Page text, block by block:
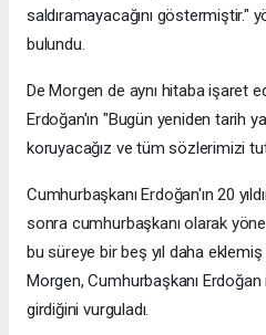
saldıramayacağını göstermiştir."
bulundu.
De Morgen de aynı hitaba işaret
Erdoğan'ın "Bugün yeniden tarih
koruyacağız ve tüm sözlerimizi
Cumhurbaşkanı Erdoğan'ın 20
sonra cumhurbaşkanı olarak
bu süreye bir beş yıl daha
Morgen, Cumhurbaşkanı
girdiğini vurguladı.